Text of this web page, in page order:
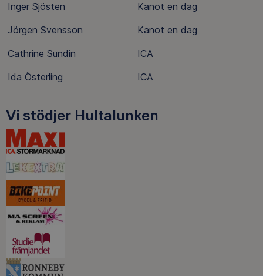
Inger Sjösten
Kanot en dag
Jörgen Svensson
Kanot en dag
Cathrine Sundin
ICA
Ida Österling
ICA
Vi stödjer Hultalunken